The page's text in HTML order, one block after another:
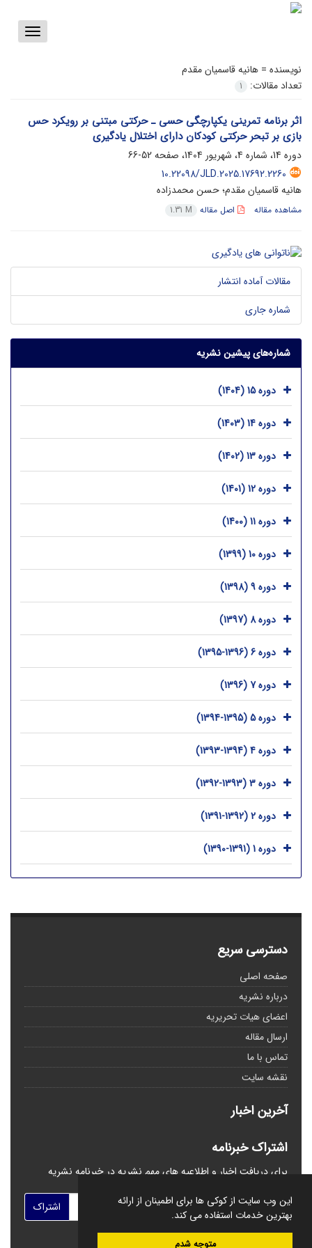
این وب سایت از کوکی ها برای اطمینان از ارائه
بهترین خدمات استفاده می کند.
متوجه شدم
Toggle
نویسنده = هانیه قاسمیان مقدم
تعداد مقالات:
1
اثر برنامه تمرینی یکپارچگی حسی ـ حرکتی مبتنی بر رویکرد حس
بازی بر تبحر حرکتی کودکان دارای اختلال یادگیری
دوره 14، شماره 4، شهریور 1404، صفحه
52-66
10.22098/JLD.2025.17692.2260
هانیه قاسمیان مقدم؛ حسن محمدزاده
مشاهده مقاله اصل مقاله 1.31 M
مقالات آماده انتشار
شماره جاری
شماره‌های پیشین نشریه
دوره 15 (1404)
دوره 14 (1403)
دوره 13 (1402)
دوره 12 (1401)
دوره 11 (1400)
دوره 10 (1399)
دوره 9 (1398)
دوره 8 (1397)
دوره 6 (1396-1395)
دوره 7 (1396)
دوره 5 (1395-1394)
دوره 4 (1394-1393)
دوره 3 (1393-1392)
دوره 2 (1392-1391)
دوره 1 (1391-1390)
دسترسی سریع
صفحه اصلی
درباره نشریه
اعضای هیات تحریریه
ارسال مقاله
تماس با ما
نقشه سایت
آخرین اخبار
اشتراک خبرنامه
برای دریافت اخبار و اطلاعیه های مهم نشریه در خبرنامه نشریه
اشتراک